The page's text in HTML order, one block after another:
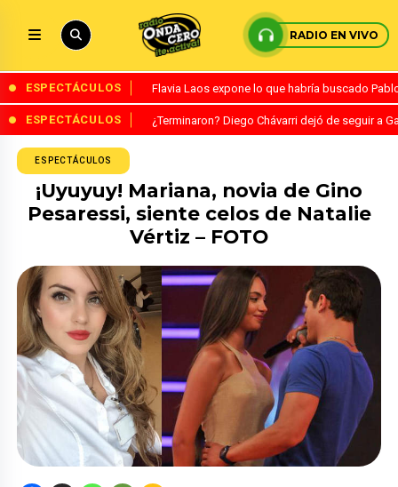
RADIO EN VIVO
ESPECTÁCULOS Flavia Laos expone lo que habría buscado
ESPECTÁCULOS ¿Terminaron? Diego Chávarri dejó de seguir a
ESPECTÁCULOS
¡Uyuyuy! Mariana, novia de Gino
Pesaressi, siente celos de Natalie
Vértiz – FOTO